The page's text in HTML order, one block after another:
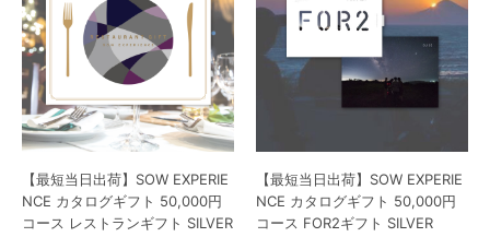
【最短当日出荷】SOW EXPERIE
NCE カタログギフト 50,000円
コース レストランギフト SILVER
【最短当日出荷】SOW EXPERIE
NCE カタログギフト 50,000円
コース FOR2ギフト SILVER